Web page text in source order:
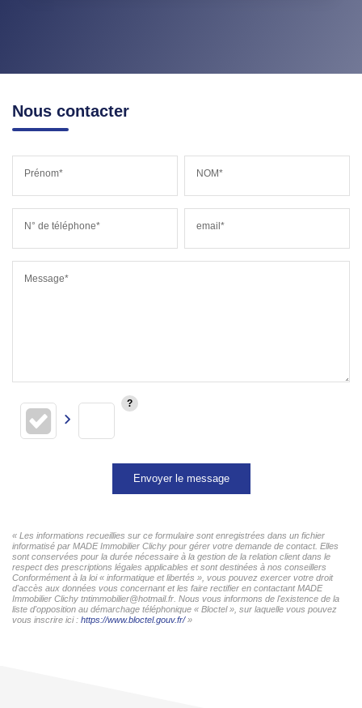
Nous contacter
Prénom* NOM*
N° de téléphone* email*
Message*
Envoyer le message
« Les informations recueillies sur ce formulaire sont enregistrées dans un fichier
informatisé par MADE Immobilier Clichy pour gérer votre demande de contact. Elles
sont conservées pour la durée nécessaire à la gestion de la relation client dans le
respect des prescriptions légales applicables et sont destinées à nos conseillers
Conformément à la loi « informatique et libertés », vous pouvez exercer votre droit
d'accès aux données vous concernant et les faire rectifier en contactant MADE
Immobilier Clichy tntimmobilier@hotmail.fr. Nous vous informons de l'existence de la
liste d'opposition au démarchage téléphonique « Bloctel », sur laquelle vous pouvez
vous inscrire ici : https://www.bloctel.gouv.fr/»